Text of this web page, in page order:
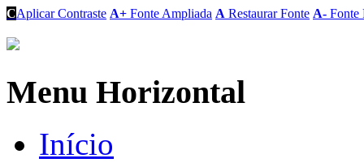
CAplicar Contraste A+ Fonte Ampliada A Restaurar Fonte A- Fonte
Menu Horizontal
Início